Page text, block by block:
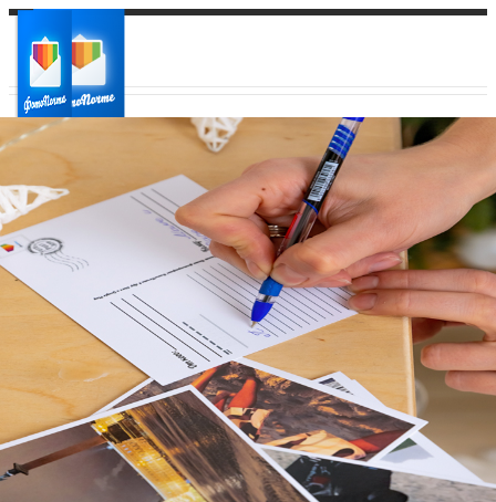
Ваш город:
Ваш регион доставки
Выберите из списка: